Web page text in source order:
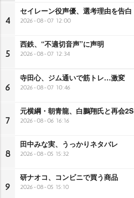
4
セイレーン役声優、選考理由を告白
2026-08-07 12:00
5
西鉄、“不適切音声”に声明
2026-08-07 12:34
6
寺田心、ジム通いで筋トレ…激変
2026-08-07 10:46
7
元横綱・朝青龍、白鵬翔氏と再会2S
2026-08-06 16:16
8
田中みな実、うっかりネタバレ
2026-08-05 15:32
9
研ナオコ、コンビニで買う商品
2026-08-05 15:10